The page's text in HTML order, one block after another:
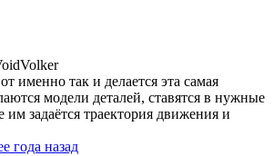
именно так и делается эта самая
модели деталей, ставятся в нужные
им задаётся траектория движения и
года назад